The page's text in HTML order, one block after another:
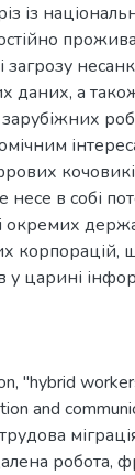
із
загрозу
даних, а
в собі
окремих
корпорацій,
у царині
, "hybrid
and
робота,